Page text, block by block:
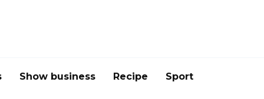
Show business Recipe Sport